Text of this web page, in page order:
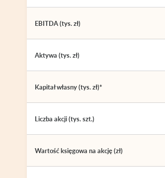
EBITDA (tys. zł)
Aktywa (tys. zł)
Kapitał własny (tys. zł)*
Liczba akcji (tys. szt.)
Wartość księgowa na akcję (zł)